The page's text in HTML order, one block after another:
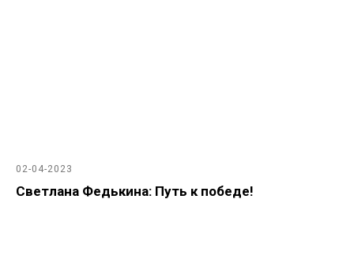
02-04-2023
Светлана Федькина: Путь к победе!